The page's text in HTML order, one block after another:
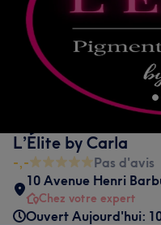
L’Élite by Carla
-,-
Pas d'avis
10 Avenue Henri
Chez votre expert
Ouvert Aujourd'hui: